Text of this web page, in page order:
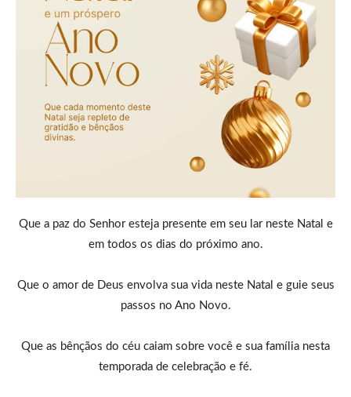
Que a paz do Senhor esteja presente em seu lar neste Natal e
em todos os dias do próximo ano.
Que o amor de Deus envolva sua vida neste Natal e guie seus
passos no Ano Novo.
Que as bênçãos do céu caiam sobre você e sua família nesta
temporada de celebração e fé.